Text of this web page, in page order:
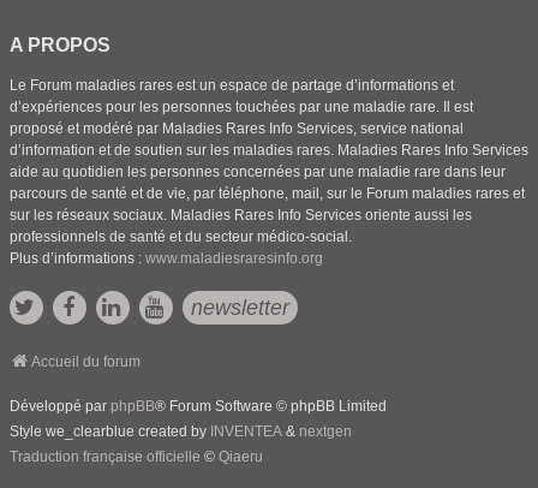
A PROPOS
Le Forum maladies rares est un espace de partage d’informations et
d’expériences pour les personnes touchées par une maladie rare. Il est
proposé et modéré par Maladies Rares Info Services, service national
d’information et de soutien sur les maladies rares. Maladies Rares Info Services
aide au quotidien les personnes concernées par une maladie rare dans leur
parcours de santé et de vie, par téléphone, mail, sur le Forum maladies rares et
sur les réseaux sociaux. Maladies Rares Info Services oriente aussi les
professionnels de santé et du secteur médico-social.
Plus d’informations : www.maladiesraresinfo.org
newsletter
Accueil du forum
Développé par phpBB® Forum Software © phpBB Limited
Style we_clearblue created by INVENTEA & nextgen
Traduction française officielle © Qiaeru